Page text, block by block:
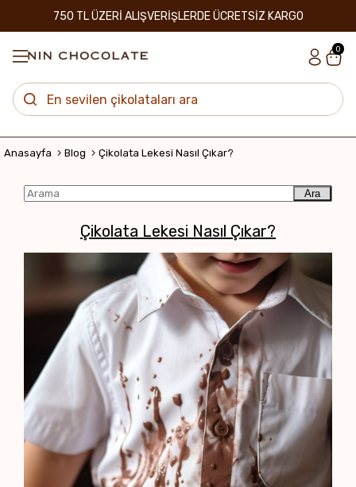
750 TL ÜZERİ ALIŞVERİŞLERDE ÜCRETSİZ KARGO
0
Anasayfa Blog Çikolata Lekesi Nasıl Çıkar?
Ara
Çikolata Lekesi Nasıl Çıkar?